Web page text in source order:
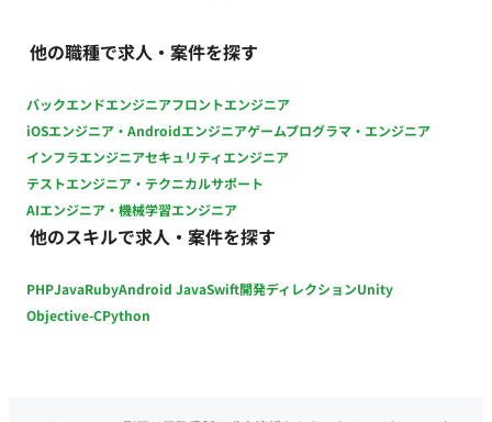
他の職種で求人・案件を探す
バックエンドエンジニアフロントエンジニア
iOSエンジニア・Androidエンジニアゲームプログラマ・エンジニア
インフラエンジニアセキュリティエンジニア
テストエンジニア・テクニカルサポート
AIエンジニア・機械学習エンジニア
他のスキルで求人・案件を探す
PHPJavaRubyAndroid JavaSwift開発ディレクションUnity
Objective-CPython